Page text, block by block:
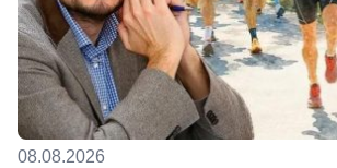
08.08.2026